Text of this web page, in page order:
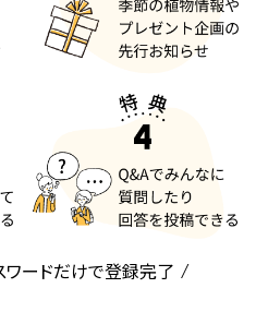
ワードだけで登録完了